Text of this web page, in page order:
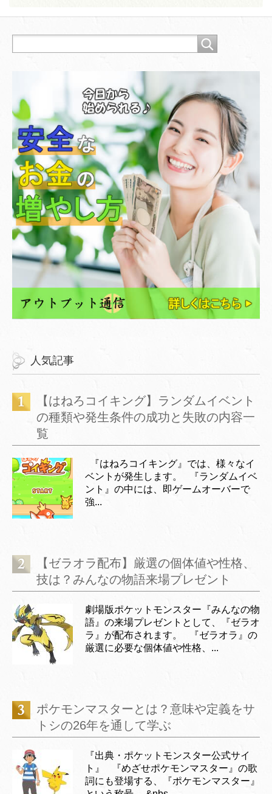
人気記事
【はねろコイキング】ランダムイベント
の種類や発生条件の成功と失敗の内容一
覧
『はねろコイキング』では、様々なイ
ベントが発生します。 『ランダムイベ
ント』の中には、即ゲームオーバーで
強...
【ゼラオラ配布】厳選の個体値や性格、
技は？みんなの物語来場プレゼント
劇場版ポケットモンスター『みんなの物
語』の来場プレゼントとして、『ゼラオ
ラ』が配布されます。 『ゼラオラ』の
厳選に必要な個体値や性格、...
ポケモンマスターとは？意味や定義をサ
トシの26年を通して学ぶ
『出典・ポケットモンスター公式サイ
ト』 『めざせポケモンマスター』の歌
詞にも登場する、『ポケモンマスター』